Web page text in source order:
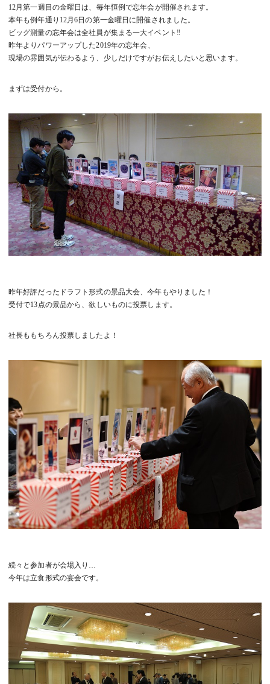
12月第一週目の金曜日は、毎年恒例で忘年会が開催されます。
本年も例年通り12月6日の第一金曜日に開催されました。
ビッグ測量の忘年会は全社員が集まる一大イベント‼
昨年よりパワーアップした2019年の忘年会、
現場の雰囲気が伝わるよう、少しだけですがお伝えしたいと思います。
まずは受付から。
昨年好評だったドラフト形式の景品大会、今年もやりました！
受付で13点の景品から、欲しいものに投票します。
社長ももちろん投票しましたよ！
続々と参加者が会場入り…
今年は立食形式の宴会です。